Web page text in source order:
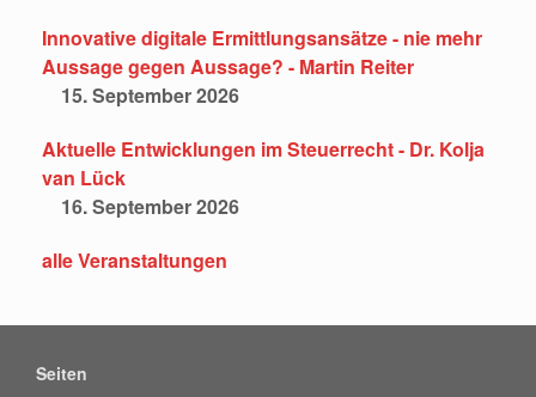
Innovative digitale Ermittlungsansätze - nie mehr
Aussage gegen Aussage? - Martin Reiter
15. September 2026
Aktuelle Entwicklungen im Steuerrecht - Dr. Kolja
van Lück
16. September 2026
alle Veranstaltungen
Seiten